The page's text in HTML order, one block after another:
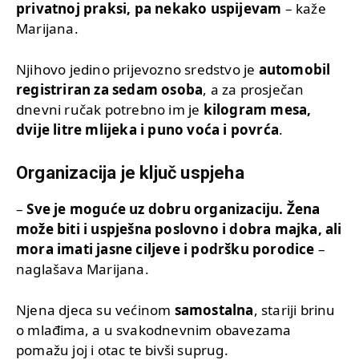
privatnoj praksi, pa nekako uspijevam – kaže
Marijana.
Njihovo jedino prijevozno sredstvo je automobil
registriran za sedam osoba, a za prosječan
dnevni ručak potrebno im je kilogram mesa,
dvije litre mlijeka i puno voća i povrća.
Organizacija je ključ uspjeha
–Sve je moguće uz dobru organizaciju. Žena
može biti i uspješna poslovno i dobra majka, ali
mora imati jasne ciljeve i podršku porodice –
naglašava Marijana.
Njena djeca su većinom samostalna, stariji brinu
o mlađima, a u svakodnevnim obavezama
pomažu joj i otac te bivši suprug.